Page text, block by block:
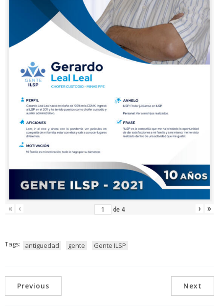
« ‹ de 4 › »
Tags: antiguedad gente Gente ILSP
Previous Next